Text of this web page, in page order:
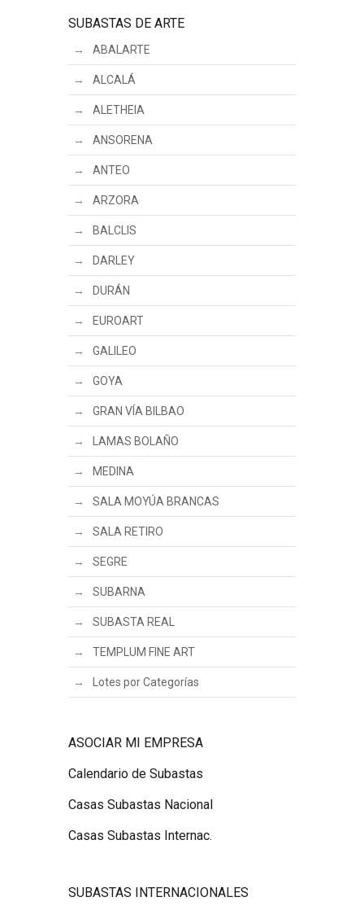
SUBASTAS DE ARTE
ABALARTE
ALCALÁ
ALETHEIA
ANSORENA
ANTEO
ARZORA
BALCLIS
DARLEY
DURÁN
EUROART
GALILEO
GOYA
GRAN VÍA BILBAO
LAMAS BOLAÑO
MEDINA
SALA MOYÚA BRANCAS
SALA RETIRO
SEGRE
SUBARNA
SUBASTA REAL
TEMPLUM FINE ART
Lotes por Categorías
ASOCIAR MI EMPRESA
Calendario de Subastas
Casas Subastas Nacional
Casas Subastas Internac.
SUBASTAS INTERNACIONALES